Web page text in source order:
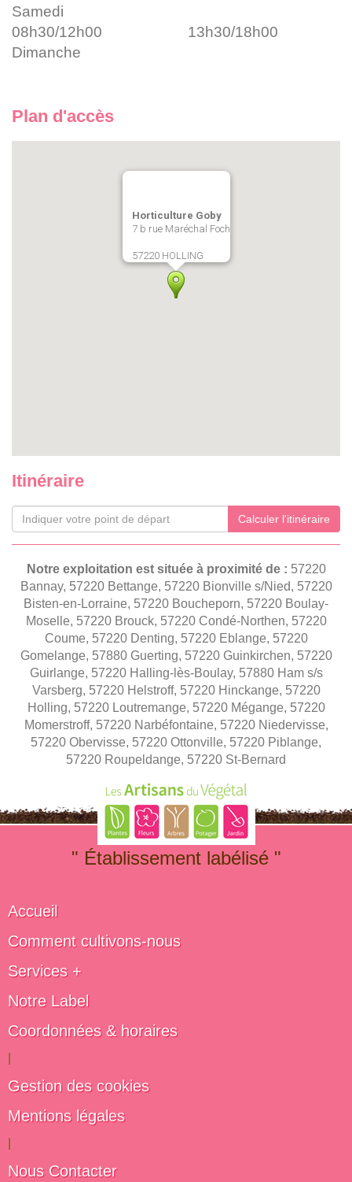
Samedi
08h30/12h00
13h30/18h00
Dimanche
Plan d'accès
Horticulture Goby
7 b rue Maréchal Foch
57220 HOLLING
Itinéraire
Calculer l'itinéraire
Notre exploitation est située à proximité de : 57220
Bannay, 57220 Bettange, 57220 Bionville s/Nied, 57220
Bisten-en-Lorraine, 57220 Boucheporn, 57220 Boulay-
Moselle, 57220 Brouck, 57220 Condé-Northen, 57220
Coume, 57220 Denting, 57220 Eblange, 57220
Gomelange, 57880 Guerting, 57220 Guinkirchen, 57220
Guirlange, 57220 Halling-lès-Boulay, 57880 Ham s/s
Varsberg, 57220 Helstroff, 57220 Hinckange, 57220
Holling, 57220 Loutremange, 57220 Mégange, 57220
Momerstroff, 57220 Narbéfontaine, 57220 Niedervisse,
57220 Obervisse, 57220 Ottonville, 57220 Piblange,
57220 Roupeldange, 57220 St-Bernard
" Établissement labélisé "
Accueil
Comment cultivons-nous
Services +
Notre Label
Coordonnées & horaires
Gestion des cookies
Mentions légales
Nous Contacter